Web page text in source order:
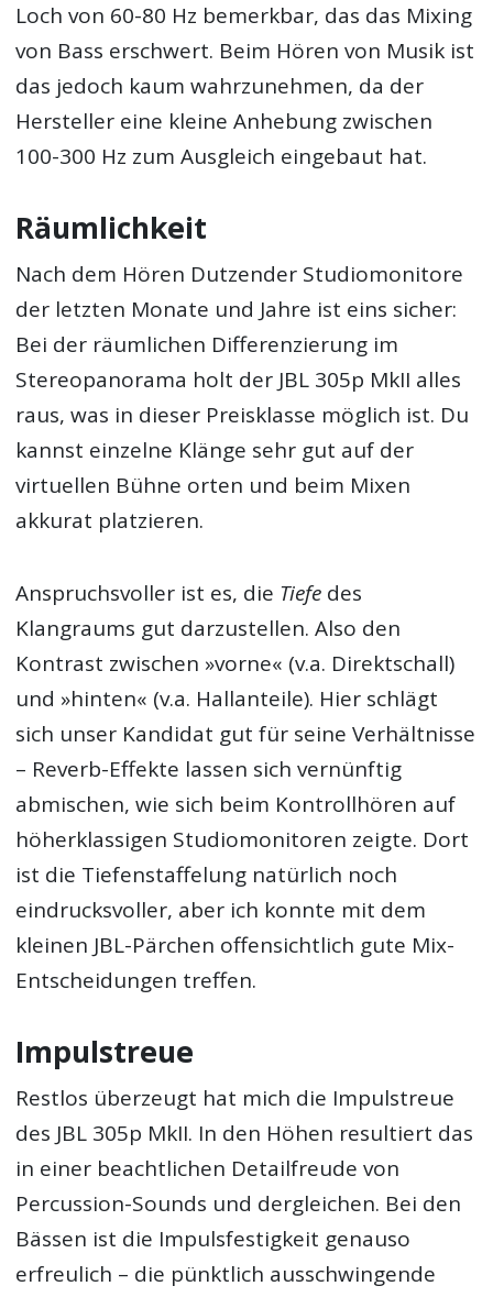
Loch von 60-80 Hz bemerkbar, das das Mixing
von Bass erschwert. Beim Hören von Musik ist
das jedoch kaum wahrzunehmen, da der
Hersteller eine kleine Anhebung zwischen
100-300 Hz zum Ausgleich eingebaut hat.
Räumlichkeit
Nach dem Hören Dutzender Studiomonitore
der letzten Monate und Jahre ist eins sicher:
Bei der räumlichen Differenzierung im
Stereopanorama holt der JBL 305p MkII alles
raus, was in dieser Preisklasse möglich ist. Du
kannst einzelne Klänge sehr gut auf der
virtuellen Bühne orten und beim Mixen
akkurat platzieren.
Anspruchsvoller ist es, die Tiefe des
Klangraums gut darzustellen. Also den
Kontrast zwischen »vorne« (v.a. Direktschall)
und »hinten« (v.a. Hallanteile). Hier schlägt
sich unser Kandidat gut für seine Verhältnisse
– Reverb-Effekte lassen sich vernünftig
abmischen, wie sich beim Kontrollhören auf
höherklassigen Studiomonitoren zeigte. Dort
ist die Tiefenstaffelung natürlich noch
eindrucksvoller, aber ich konnte mit dem
kleinen JBL-Pärchen offensichtlich gute Mix-
Entscheidungen treffen.
Impulstreue
Restlos überzeugt hat mich die Impulstreue
des JBL 305p MkII. In den Höhen resultiert das
in einer beachtlichen Detailfreude von
Percussion-Sounds und dergleichen. Bei den
Bässen ist die Impulsfestigkeit genauso
erfreulich – die pünktlich ausschwingende